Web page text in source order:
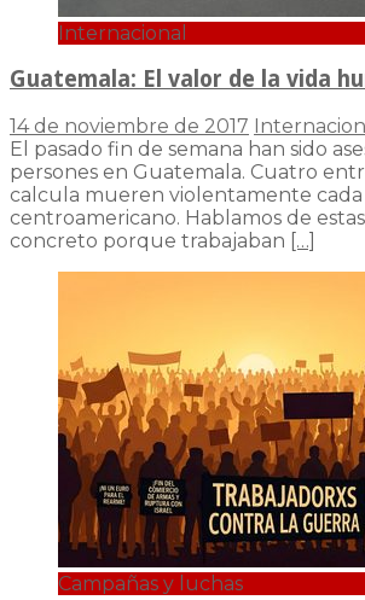
Internacional
Guatemala: El valor de la vida
14 de noviembre de 2017
El pasado fin de semana han sido
persones en Guatemala. Cuatro
calcula mueren violentamente cada
centroamericano. Hablamos de
concreto porque trabajaban […]
Campañas y luchas